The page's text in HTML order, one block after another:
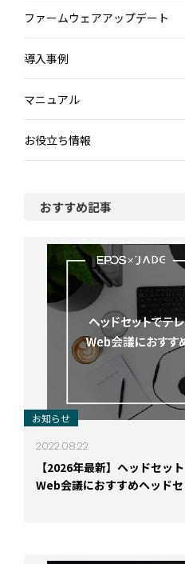
ファームウェアアップデート
導入事例
マニュアル
お役立ち情報
おすすめ記事
お知らせ
2022.08.22
【2026年最新】ヘッドセッ
Web会議におすすめヘッド